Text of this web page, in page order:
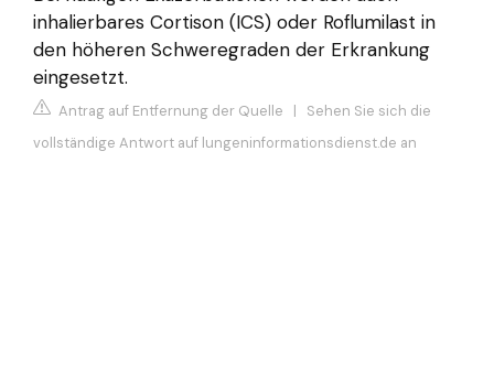
inhalierbares Cortison (ICS) oder Roflumilast in
den höheren Schweregraden der Erkrankung
eingesetzt.
Antrag auf Entfernung der Quelle | Sehen Sie sich die
vollständige Antwort auf lungeninformationsdienst.de an